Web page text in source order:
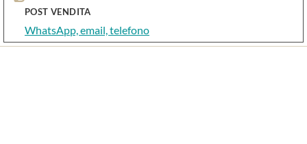
POST VENDITA
WhatsApp, email, telefono